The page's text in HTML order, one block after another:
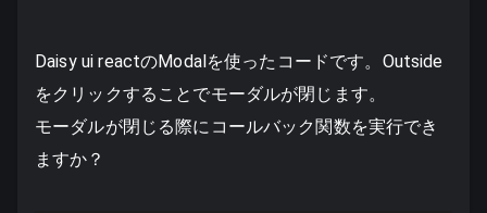
Daisy ui reactのModalを使ったコードです。Outside
をクリックすることでモーダルが閉じます。
モーダルが閉じる際にコールバック関数を実行でき
ますか？